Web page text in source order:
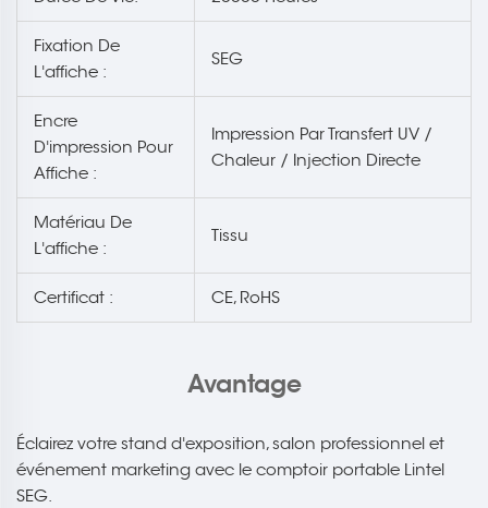
Fixation De
L'affiche :
SEG
Encre
D'impression Pour
Affiche :
Impression Par Transfert UV /
Chaleur / Injection Directe
Matériau De
L'affiche :
Tissu
Certificat : CE, RoHS
Avantage
Éclairez votre stand d'exposition, salon professionnel et
événement marketing avec le comptoir portable Lintel
SEG.